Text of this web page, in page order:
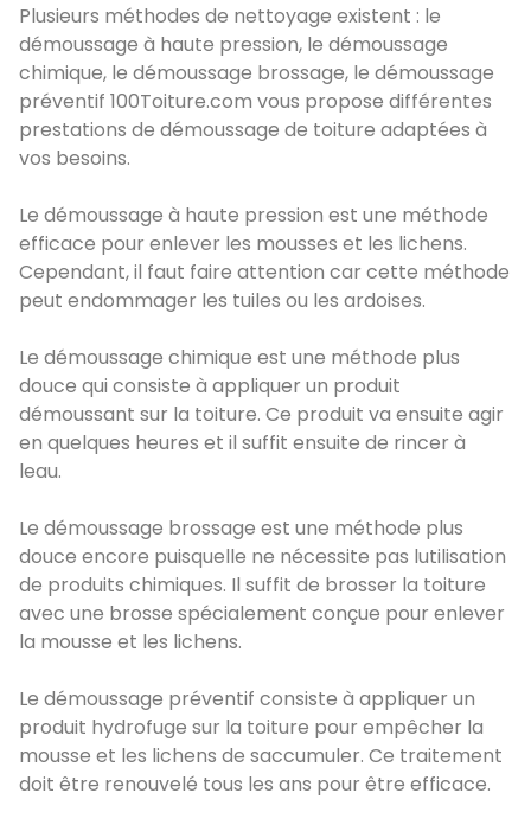
Plusieurs méthodes de nettoyage existent : le
démoussage à haute pression, le démoussage
chimique, le démoussage brossage, le démoussage
préventif 100Toiture.com vous propose différentes
prestations de démoussage de toiture adaptées à
vos besoins.
Le démoussage à haute pression est une méthode
efficace pour enlever les mousses et les lichens.
Cependant, il faut faire attention car cette méthode
peut endommager les tuiles ou les ardoises.
Le démoussage chimique est une méthode plus
douce qui consiste à appliquer un produit
démoussant sur la toiture. Ce produit va ensuite agir
en quelques heures et il suffit ensuite de rincer à
leau.
Le démoussage brossage est une méthode plus
douce encore puisquelle ne nécessite pas lutilisation
de produits chimiques. Il suffit de brosser la toiture
avec une brosse spécialement conçue pour enlever
la mousse et les lichens.
Le démoussage préventif consiste à appliquer un
produit hydrofuge sur la toiture pour empêcher la
mousse et les lichens de saccumuler. Ce traitement
doit être renouvelé tous les ans pour être efficace.